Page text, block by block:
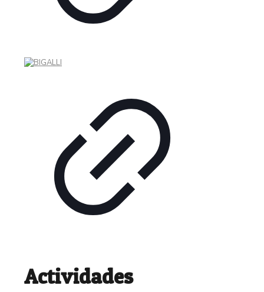
Actividades